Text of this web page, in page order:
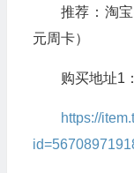
推荐：淘
元周卡）
购买地址1：
https://